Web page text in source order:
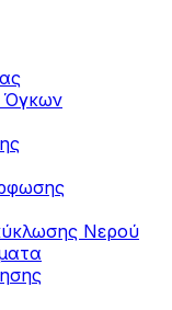
Όγκων
Νερού